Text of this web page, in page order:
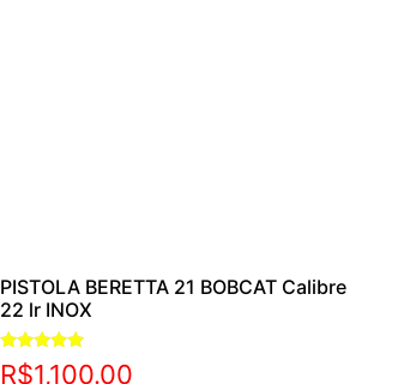
PISTOLA BERETTA 21 BOBCAT Calibre
22 lr INOX
Avaliação
5.00
R$1,100.00